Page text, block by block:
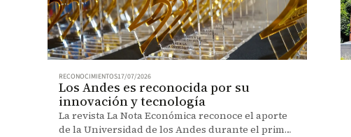
RECONOCIMIENTOS17/07/2026
Los Andes es reconocida por su
innovación y tecnología
La revista La Nota Económica reconoce el aporte
de la Universidad de los Andes durante el primer